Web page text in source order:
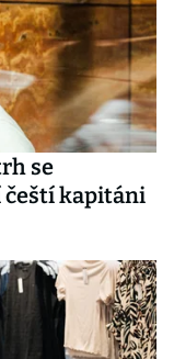
se
čeští kapitáni